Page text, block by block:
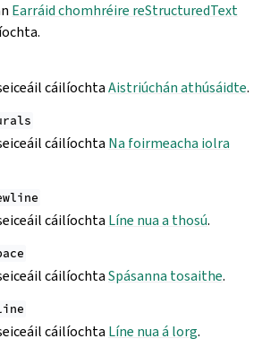
Earráid chomhréire reStructuredText
cáilíochtaAistriúchán athúsáidte.
cáilíochta Na foirmeacha iolra
cáilíochta Líne nua a thosú.
cáilíochtaSpásanna tosaithe.
cáilíochta Líne nua á lorg.